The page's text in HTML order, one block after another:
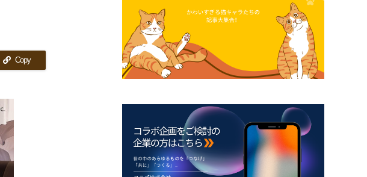
Copy